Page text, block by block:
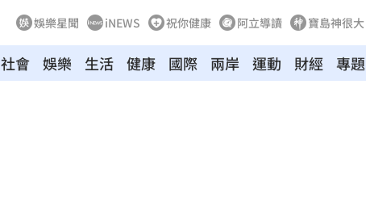
娛樂星聞 iNEWS 祝你健康 阿立導讀 寶島神很大
社會 娛樂 生活 健康 國際 兩岸 運動 財經 專題